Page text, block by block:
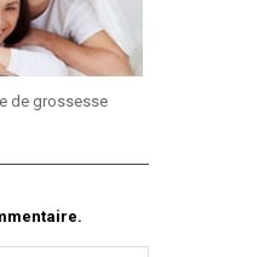
de grossesse